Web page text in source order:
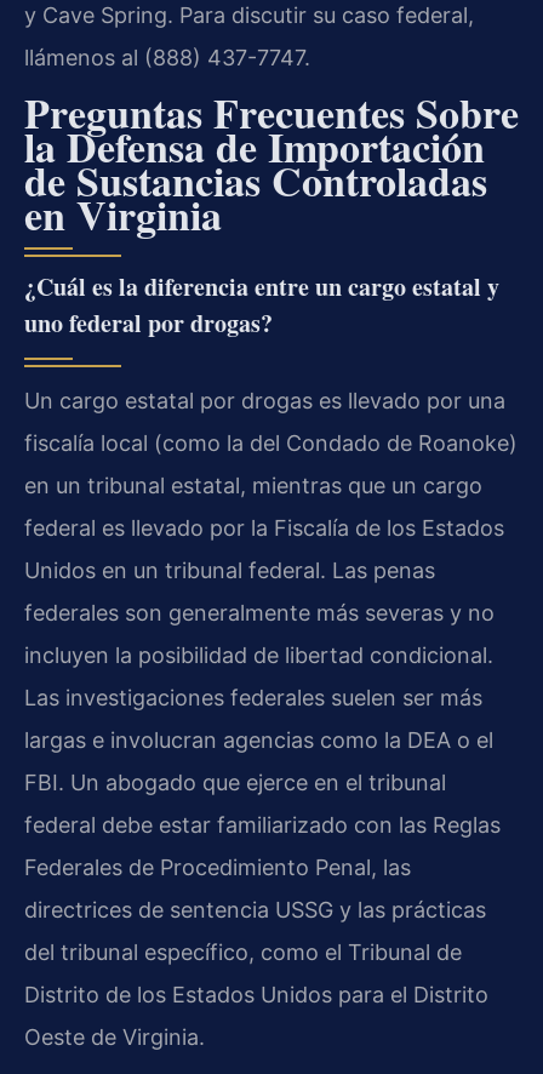
y Cave Spring. Para discutir su caso federal,
llámenos al (888) 437-7747.
Preguntas Frecuentes Sobre
la Defensa de Importación
de Sustancias Controladas
en Virginia
¿Cuál es la diferencia entre un cargo estatal y
uno federal por drogas?
Un cargo estatal por drogas es llevado por una
fiscalía local (como la del Condado de Roanoke)
en un tribunal estatal, mientras que un cargo
federal es llevado por la Fiscalía de los Estados
Unidos en un tribunal federal. Las penas
federales son generalmente más severas y no
incluyen la posibilidad de libertad condicional.
Las investigaciones federales suelen ser más
largas e involucran agencias como la DEA o el
FBI. Un abogado que ejerce en el tribunal
federal debe estar familiarizado con las Reglas
Federales de Procedimiento Penal, las
directrices de sentencia USSG y las prácticas
del tribunal específico, como el Tribunal de
Distrito de los Estados Unidos para el Distrito
Oeste de Virginia.